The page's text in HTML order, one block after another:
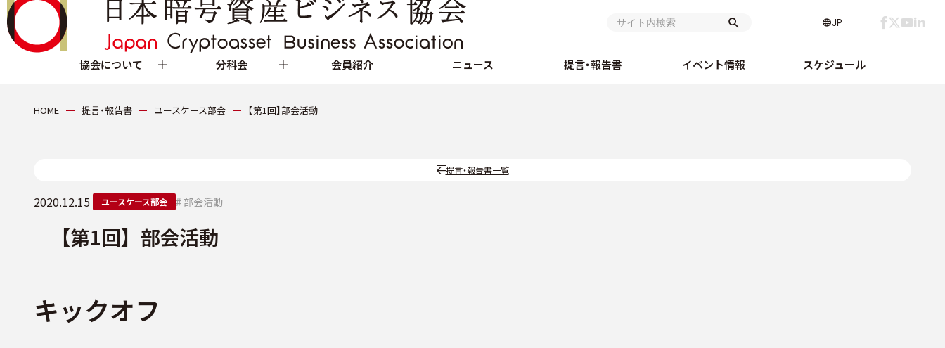
JP
協会について 分科会 会員紹介 ニュース 提言・報告書 イベント情報 スケジュール
HOME 提言・報告書 ユースケース部会 【第1回】部会活動
提言・報告書一覧
2020.12.15 ユースケース部会 # 部会活動
【第1回】部会活動
キックオフ